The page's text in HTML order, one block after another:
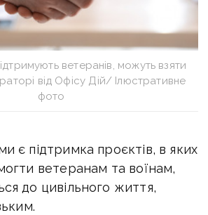
ветеранів, можуть взяти
від Офісу Дій/ Ілюстративне
фото
є підтримка проєктів, в яких
ветеранам та воїнам,
до цивільного життя,